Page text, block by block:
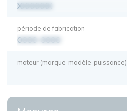
XXXXXXX
période de fabrication
0000-0000
moteur (marque-modèle-puissance)